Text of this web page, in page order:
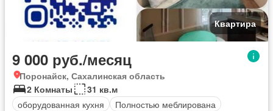
Квартира
9 000 руб./месяц
Поронайск, Сахалинская область
2 Комнаты
31 кв.м
оборудованная кухня
Полностью меблирована